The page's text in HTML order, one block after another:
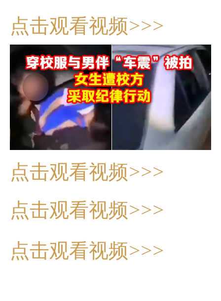
点击观看视频>>>
点击观看视频>>>
点击观看视频>>>
点击观看视频>>>